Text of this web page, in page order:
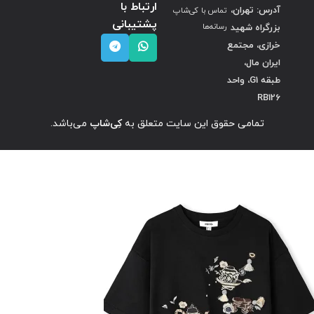
آدرس: تهران،
بزرگراه شهید
خرازی، مجتمع
ایران مال،
طبقه G1، واحد
RB126
تماس با کی‌شاپ
رسانه‌ها
ارتباط با
پشتیبانی
تمامی حقوق این سایت متعلق بهکِی‌شاپ می‌باشد.